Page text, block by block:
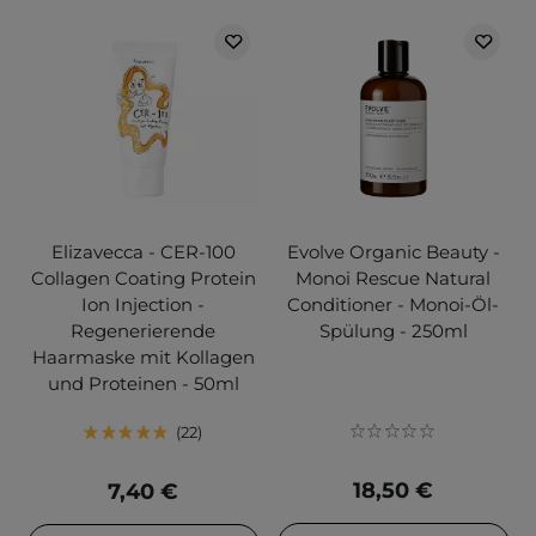
Elizavecca - CER-100
Collagen Coating Protein
Ion Injection -
Regenerierende
Haarmaske mit Kollagen
und Proteinen - 50ml
22
7,40 €
Evolve Organic Beauty -
Monoi Rescue Natural
Conditioner - Monoi-Öl-
Spülung - 250ml
18,50 €